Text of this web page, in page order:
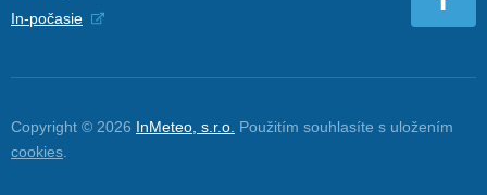
In-počasie
Copyright © 2026 InMeteo, s.r.o. Použitím souhlasíte s uložením
cookies